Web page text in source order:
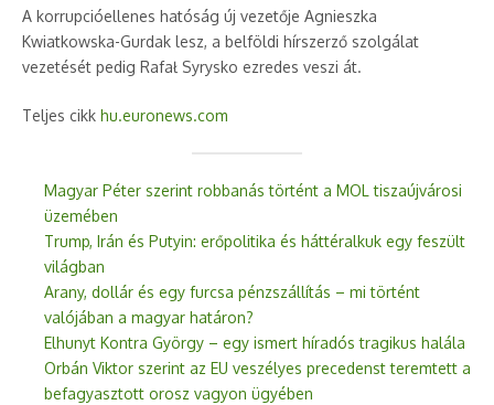
A korrupcióellenes hatóság új vezetője Agnieszka
Kwiatkowska-Gurdak lesz, a belföldi hírszerző szolgálat
vezetését pedig Rafał Syrysko ezredes veszi át.
Teljes cikk hu.euronews.com
Magyar Péter szerint robbanás történt a MOL tiszaújvárosi
üzemében
Trump, Irán és Putyin: erőpolitika és háttéralkuk egy feszült
világban
Arany, dollár és egy furcsa pénzszállítás – mi történt
valójában a magyar határon?
Elhunyt Kontra György – egy ismert híradós tragikus halála
Orbán Viktor szerint az EU veszélyes precedenst teremtett a
befagyasztott orosz vagyon ügyében